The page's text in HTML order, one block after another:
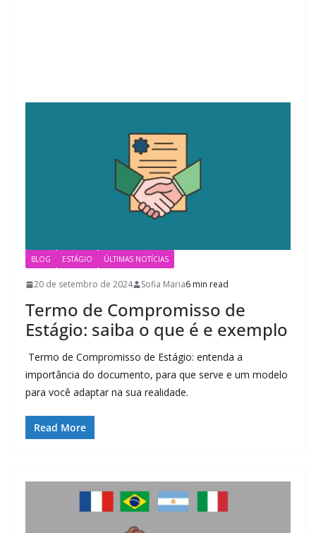
BLOG ESTÁGIO ÚLTIMAS NOTÍCIAS
20 de setembro de 2024 Sofia Maria6 min read
Termo de Compromisso de
Estágio: saiba o que é e exemplo
Termo de Compromisso de Estágio: entenda a
importância do documento, para que serve e um modelo
para você adaptar na sua realidade.
Read More